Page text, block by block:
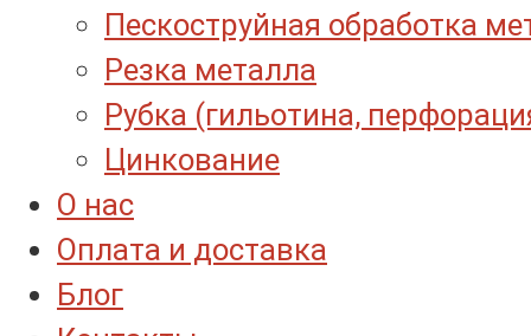
Пескоструйная обработка
Резка металла
Рубка (гильотина,
Цинкование
О нас
Оплата и доставка
Блог